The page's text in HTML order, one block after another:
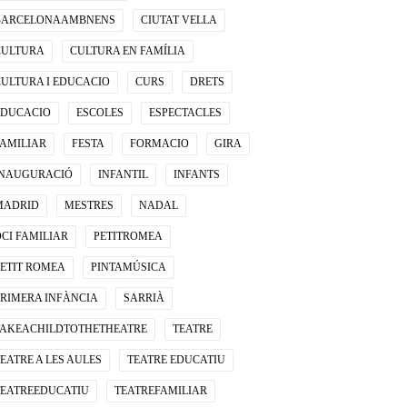
CIUTAT VELLA
CULTURA EN FAMÍLIA
I EDUCACIO CURS DRETS
ESCOLES ESPECTACLES
FESTA FORMACIO GIRA
INFANTIL INFANTS
MESTRES NADAL
FAMILIAR PETITROMEA
ROMEA PINTAMÚSICA
INFÀNCIA SARRIÀ
TEATRE
A LES AULES TEATRE EDUCATIU
TEATREFAMILIAR